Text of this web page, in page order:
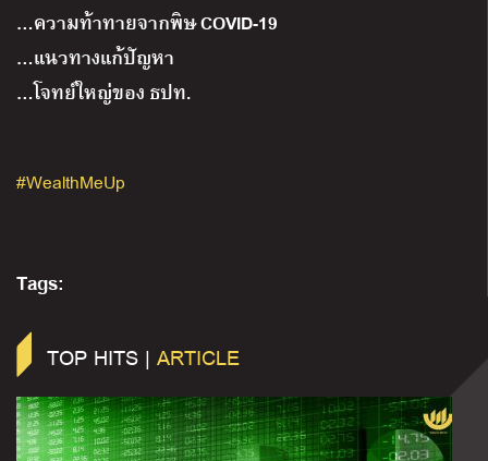
…ความท้าทายจากพิษ COVID-19
…แนวทางแก้ปัญหา
…โจทย์ใหญ่ของ ธปท.
#WealthMeUp
Tags:
TOP HITS | ARTICLE